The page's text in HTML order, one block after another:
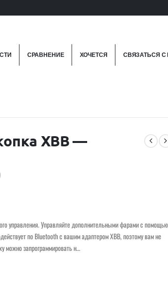
СРАВНЕНИЕ ХОЧЕТСЯ СВЯЗАТЬСЯ С
XBB —
управления. Управляйте дополнительными фарами с помощью
по Bluetooth с вашим адаптером XBB, поэтому вам не
можно запрограммировать н…